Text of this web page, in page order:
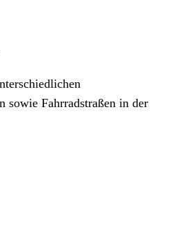
sowie Fahrradstraßen in der